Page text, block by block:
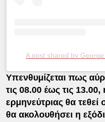
A post shared by
Υπενθυμίζεται πως
τις 08.00 έως τις
ερμηνεύτριας θα
θα ακολουθήσει η